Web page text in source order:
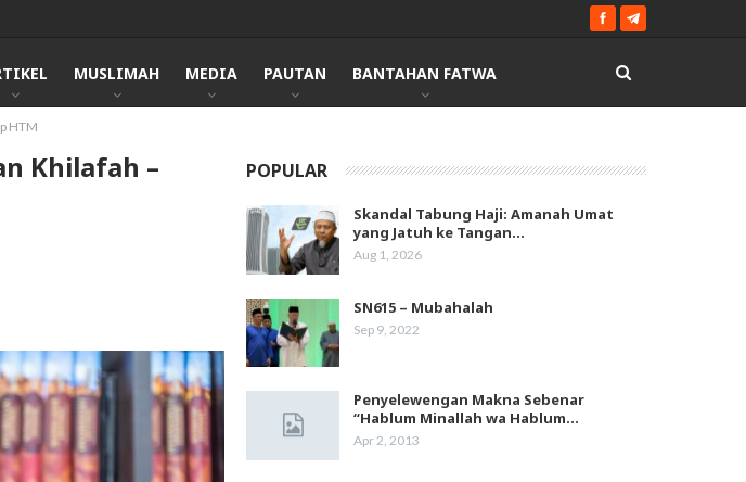
MUSLIMAH MEDIA PAUTAN BANTAHAN FATWA
HTM
Khilafah –
POPULAR
Skandal Tabung Haji: Amanah Umat
yang Jatuh ke Tangan…
Aug 1, 2026
SN615 – Mubahalah
Sep 9, 2022
Penyelewengan Makna Sebenar
“Hablum Minallah wa Hablum…
Apr 2, 2013